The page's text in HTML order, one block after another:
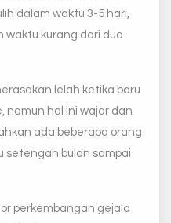
dalam waktu 3-5 hari,
waktu kurang dari dua
lelah ketika baru
namun hal ini wajar dan
ada beberapa orang
setengah bulan sampai
perkembangan gejala